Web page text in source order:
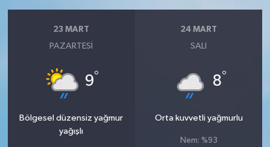
23 MART
PAZARTESI
9°
Bölgesel düzensiz yağmur
yağışlı
24 MART
SALI
8°
Orta kuvvetli yağmurlu
Nem: %93